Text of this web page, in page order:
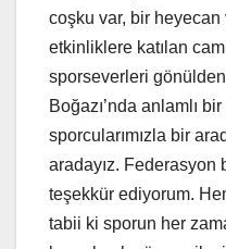
coşku var, bir
etkinliklere katılan
sporseverleri
Boğazı’nda anlamlı
sporcularımızla bir
aradayız. Federasyon
teşekkür ediyorum.
tabii ki sporun her